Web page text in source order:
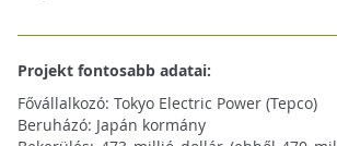
Projekt fontosabb adatai:
Fővállalkozó: Tokyo Electric Power (Tepco)
Beruházó: Japán kormány